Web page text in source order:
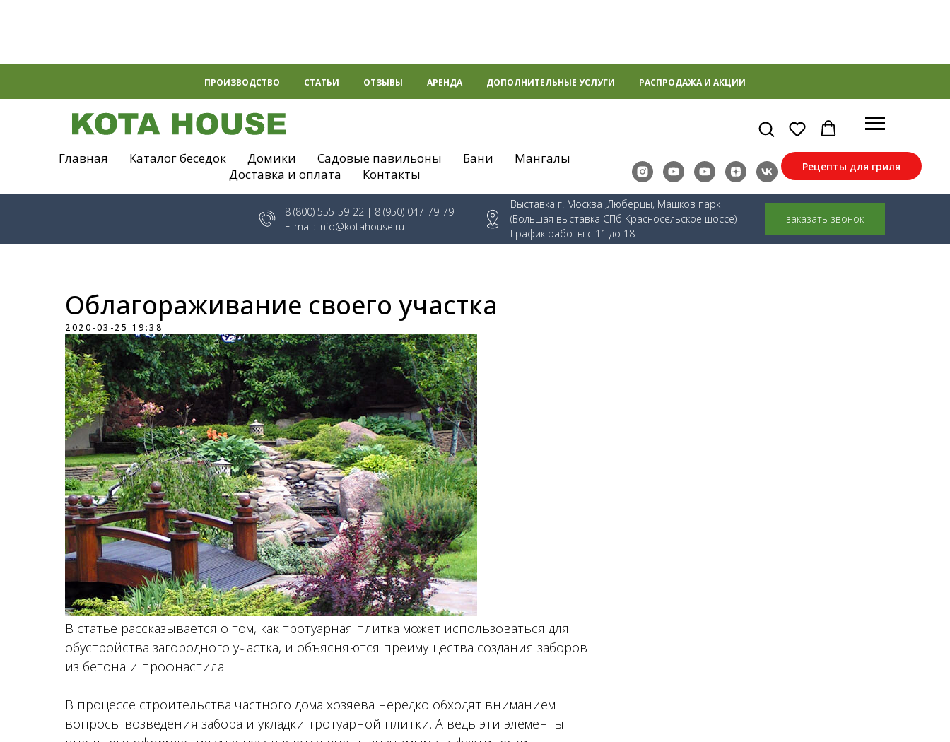
ПРОИЗВОДСТВО СТАТЬИ ОТЗЫВЫ АРЕНДА ДОПОЛНИТЕЛЬНЫЕ УСЛУГИ РАСПРОДАЖА И АКЦИИ
Главная Каталог беседок Домики Садовые павильоны Бани
Мангалы
Доставка и оплата
Контакты Рецепты для гриля
8 (800) 555-59-22 | 8 (950) 047-79-79
E-mail: info@kotahouse.ru
Выставка г. Москва ,Люберцы, Машков парк
(Большая выставка СПб Красносельское шоссе)
График работы с 11 до 18
заказать звонок
Облагораживание своего участка
2020-03-25 19:38
В статье рассказывается о том, как тротуарная плитка может использоваться для
обустройства загородного участка, и объясняются преимущества создания заборов
из бетона и профнастила.
В процессе строительства частного дома хозяева нередко обходят вниманием
вопросы возведения забора и укладки тротуарной плитки. А ведь эти элементы